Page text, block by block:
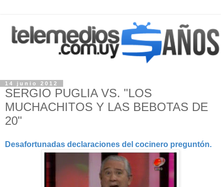
14 junio 2012
SERGIO PUGLIA VS. "LOS
MUCHACHITOS Y LAS BEBOTAS DE
20"
Desafortunadas declaraciones del cocinero preguntón.